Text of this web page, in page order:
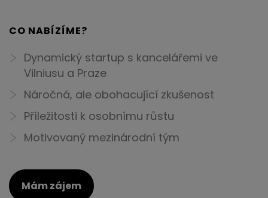
CO NABÍZÍME?
Dynamický startup s kancelářemi ve
Vilniusu a Praze
Náročná, ale obohacující zkušenost
Příležitosti k osobnímu růstu
Motivovaný mezinárodní tým
Mám zájem